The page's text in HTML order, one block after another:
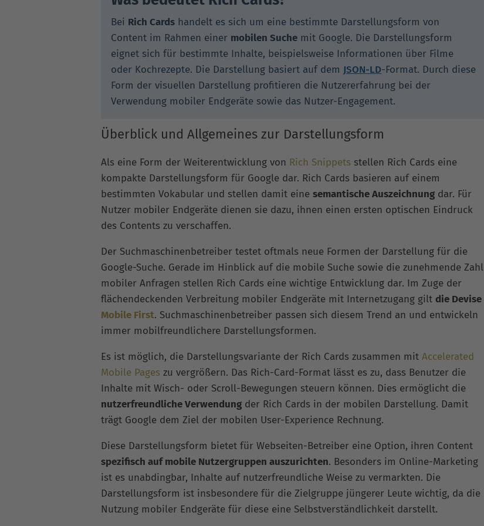
Bei Rich Cards handelt es sich um eine bestimmte Darstellungsform von
Content im Rahmen einer mobilen Suche mit Google. Die Darstellungsform
eignet sich für bestimmte Inhalte, beispielsweise Informationen über Filme
oder Kochrezepte. Die Darstellung basiert auf dem JSON-LD-Format. Durch diese
Form der visuellen Darstellung profitieren die Nutzererfahrung bei der
Verwendung mobiler Endgeräte sowie das Nutzer-Engagement.
Überblick und Allgemeines zur Darstellungsform
Als eine Form der Weiterentwicklung von Rich Snippets stellen Rich Cards eine
kompakte Darstellungsform für Google dar. Rich Cards basieren auf einem
bestimmten Vokabular und stellen damit eine semantische Auszeichnung dar. Für
Nutzer mobiler Endgeräte dienen sie dazu, ihnen einen ersten optischen Eindruck
des Contents zu verschaffen.
Der Suchmaschinenbetreiber testet oftmals neue Formen der Darstellung für die
Google-Suche. Gerade im Hinblick auf die mobile Suche sowie die zunehmende Zahl
mobiler Anfragen stellen Rich Cards eine wichtige Entwicklung dar. Im Zuge der
flächendeckenden Verbreitung mobiler Endgeräte mit Internetzugang gilt die Devise
Mobile First. Suchmaschinenbetreiber passen sich diesem Trend an und entwickeln
immer mobilfreundlichere Darstellungsformen.
Es ist möglich, die Darstellungsvariante der Rich Cards zusammen mit Accelerated
Mobile Pages zu vergrößern. Das Rich-Card-Format lässt es zu, dass Benutzer die
Inhalte mit Wisch- oder Scroll-Bewegungen steuern können. Dies ermöglicht die
nutzerfreundliche Verwendung der Rich Cards in der mobilen Darstellung. Damit
trägt Google dem Ziel der mobilen User-Experience Rechnung.
Diese Darstellungsform bietet für Webseiten-Betreiber eine Option, ihren Content
spezifisch auf mobile Nutzergruppen auszurichten. Besonders im Online-Marketing
ist es unabdingbar, Inhalte auf nutzerfreundliche Weise zu vermarkten. Die
Darstellungsform ist insbesondere für die Zielgruppe jüngerer Leute wichtig, da die
Nutzung mobiler Endgeräte für diese eine Selbstverständlichkeit darstellt.